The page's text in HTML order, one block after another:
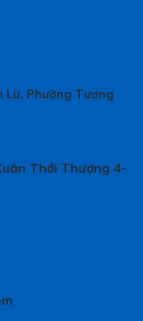
Lừ, Phường Tương
Thới Thượng 4-